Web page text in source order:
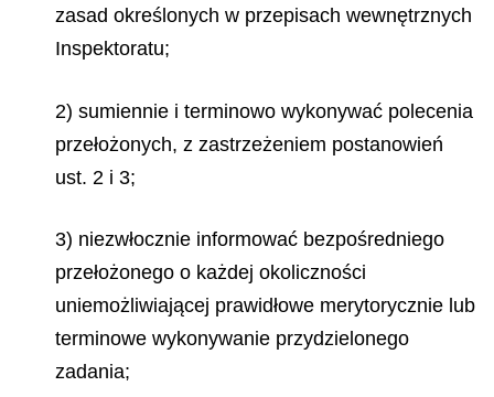
zasad określonych w przepisach wewnętrznych
Inspektoratu;
2) sumiennie i terminowo wykonywać polecenia
przełożonych, z zastrzeżeniem postanowień
ust. 2 i 3;
3) niezwłocznie informować bezpośredniego
przełożonego o każdej okoliczności
uniemożliwiającej prawidłowe merytorycznie lub
terminowe wykonywanie przydzielonego
zadania;